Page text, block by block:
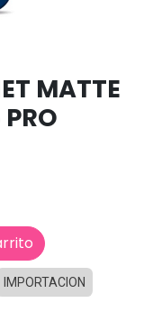
MATTE
IMPORTACION